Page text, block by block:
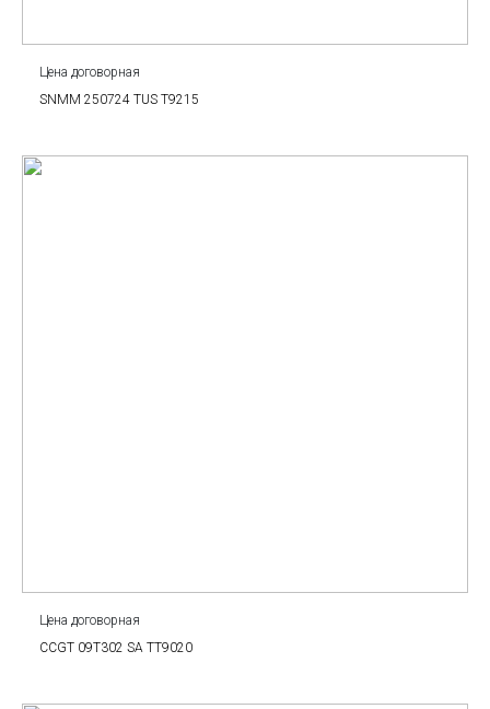
Цена договорная
SNMM 250724 TUS T9215
Цена договорная
CCGT 09T302 SA TT9020